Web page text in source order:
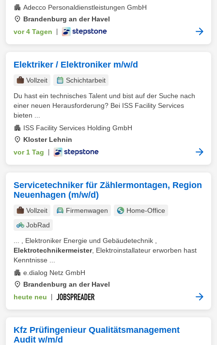
Adecco Personaldienstleistungen GmbH
Brandenburg an der Havel
vor 4 Tagen
Elektriker / Elektroniker m/w/d
Vollzeit
Schichtarbeit
Du hast ein technisches Talent und bist auf der Suche nach
einer neuen Herausforderung? Bei ISS Facility Services
bieten ...
ISS Facility Services Holding GmbH
Kloster Lehnin
vor 1 Tag
Servicetechniker für Zählermontagen, Region
Neuenhagen (m/w/d)
Vollzeit Firmenwagen
Home-Office
JobRad
... , Elektroniker Energie und Gebäudetechnik ,
Elektrotechnikermeister, Elektroinstallateur erworben hast
Kenntnisse ...
e.dialog Netz GmbH
Brandenburg an der Havel
heute neu
Kfz Prüfingenieur Qualitätsmanagement
Audit w/m/d